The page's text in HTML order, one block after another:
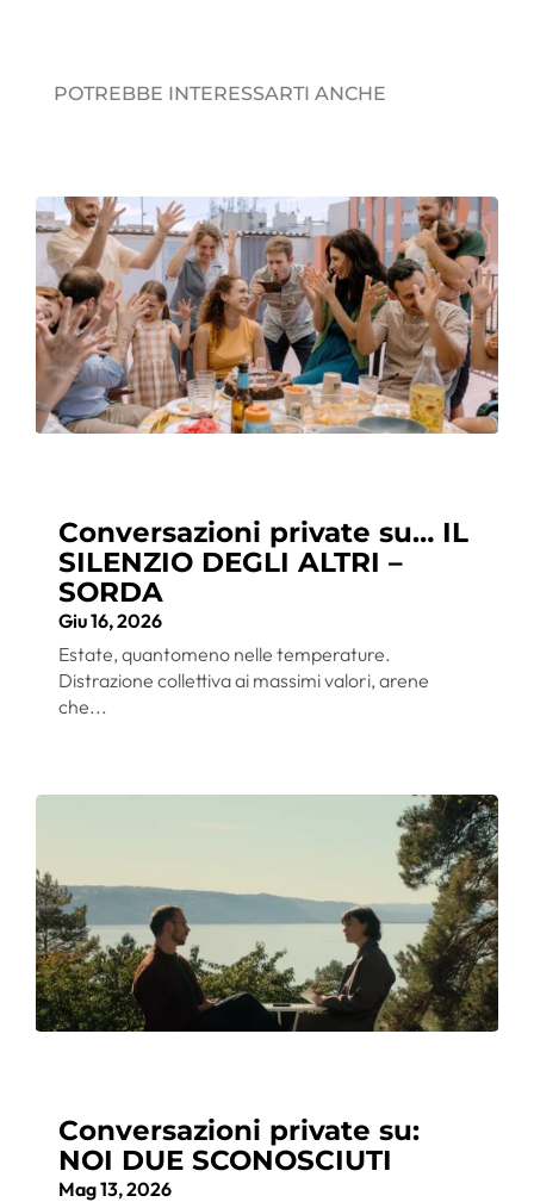
POTREBBE INTERESSARTI ANCHE
Conversazioni private su… IL
SILENZIO DEGLI ALTRI –
SORDA
Giu 16, 2026
Estate, quantomeno nelle temperature.
Distrazione collettiva ai massimi valori, arene
che...
Conversazioni private su:
NOI DUE SCONOSCIUTI
Mag 13, 2026